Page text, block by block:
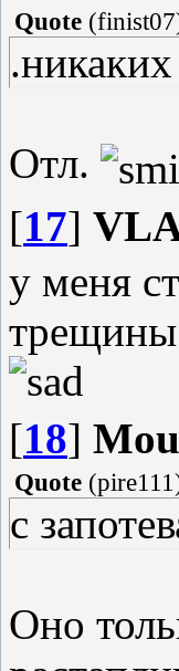
Quote (finist07
Отл.
[17]
у меня
[18]
Quote (pire111
с
Оно